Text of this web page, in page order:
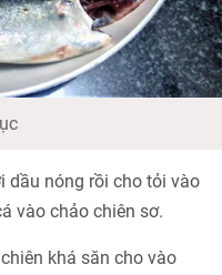
dầu nóng rồi cho tỏi vào
vào chảo chiên sơ.
khá săn cho vào